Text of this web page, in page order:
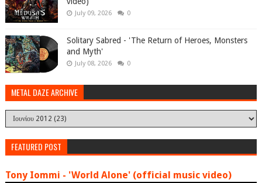
July 09, 2026 0
Solitary Sabred - 'The Return of Heroes, Monsters
and Myth'
July 08, 2026 0
METAL DAZE ARCHIVE
FEATURED POST
Tony Iommi - 'World Alone' (official music video)